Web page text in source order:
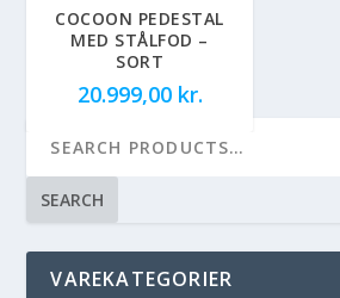
COCOON PEDESTAL
MED STÅLFOD –
SORT
20.999,00 kr.
SEARCH
VAREKATEGORIER